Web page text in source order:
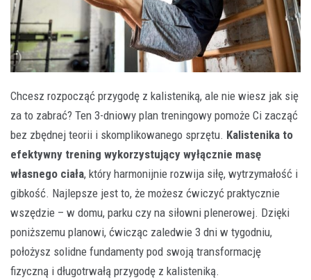
Chcesz rozpocząć przygodę z kalisteniką, ale nie wiesz jak się
za to zabrać? Ten 3-dniowy plan treningowy pomoże Ci zacząć
bez zbędnej teorii i skomplikowanego sprzętu. Kalistenika to
efektywny trening wykorzystujący wyłącznie masę
własnego ciała, który harmonijnie rozwija siłę, wytrzymałość i
gibkość. Najlepsze jest to, że możesz ćwiczyć praktycznie
wszędzie – w domu, parku czy na siłowni plenerowej. Dzięki
poniższemu planowi, ćwicząc zaledwie 3 dni w tygodniu,
położysz solidne fundamenty pod swoją transformację
fizyczną i długotrwałą przygodę z kalisteniką.